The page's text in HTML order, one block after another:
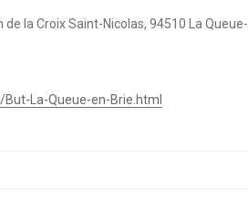
de la Croix Saint-Nicolas, 94510 La Queue-
La-Queue-en-Brie.html